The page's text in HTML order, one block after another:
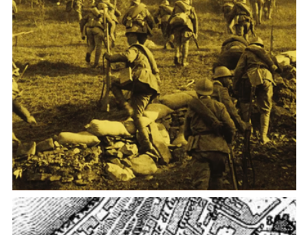
La battaglia dall'Astico al Piave (1918)